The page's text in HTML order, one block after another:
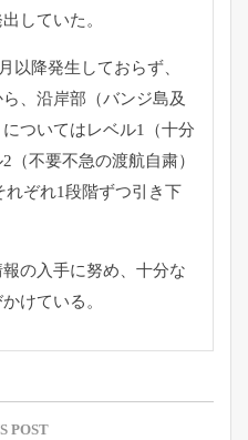
していた。
以降発生しておらず、
、沿岸部（バンジ島及
ついてはレベル1（十分
（不要不急の渡航自粛）
れぞれ1段階ずつ引き下
の入手に努め、 十分な
けている。
POST